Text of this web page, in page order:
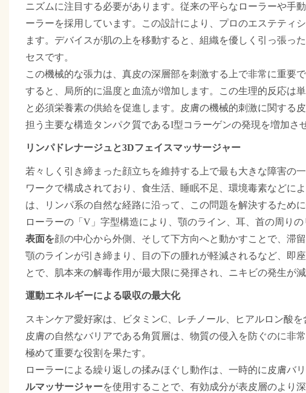
ニズムに注目する必要があります。従来の平らなローラーや手
ーラーを採用しています。この設計により、プロのエステティ
ます。デバイスが肌の上を移動すると、組織を優しく引っ張っ
セスです。
この機械的な張力は、真皮の深層部を刺激する上で非常に重要
すると
、局所的に温度と血流が増加します。この生理的反応
と必須栄養素の供給を促進します。皮膚の機械的刺激に関する
担う主要な構造タンパク質であるI型コラーゲンの発現を増加さ
リンパドレナージュと3Dフェイスマッサージャー
若々しく引き締まった顔立ちを維持する上で最も大きな障害の
ワークで構成されており、食生活、睡眠不足、環境毒素などに
は、
リンパ系の自然な経路に沿って、この問題を解決するため
ローラーの「V」字型構造により、顎のライン、耳、首の周り
表面を顔の中心から外側、そして下方向へと動かすことで、滞
顎のラインが引き締まり、目の下の腫れが軽減されるなど、即
とで、肌本来の解毒作用が最大限に発揮され、ニキビの発生が
運動エネルギーによる吸収の最大化
スキンケア愛好家は、ビタミンC、レチノール、ヒアルロン酸
皮膚の自然なバリアである角質層は、物質の侵入を防ぐのに非常
極めて重要な役割を果たす。
ローラーによる繰り返しの揉みほぐし動作は、一時的に皮膚バ
ルマッサージャーを使用することで、有効成分が表皮層のより